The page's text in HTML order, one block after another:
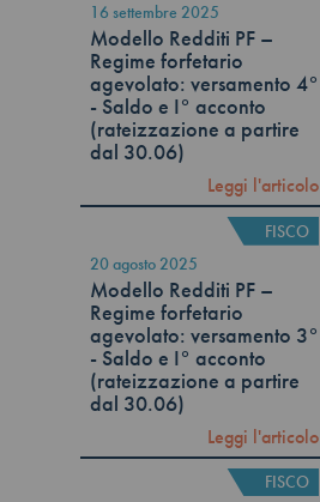
16 settembre 2025
Modello Redditi PF –
Regime forfetario
agevolato: versamento 4°
- Saldo e I° acconto
(rateizzazione a partire
dal 30.06)
Leggi l'articolo
FISCO
20 agosto 2025
Modello Redditi PF –
Regime forfetario
agevolato: versamento 3°
- Saldo e I° acconto
(rateizzazione a partire
dal 30.06)
Leggi l'articolo
FISCO